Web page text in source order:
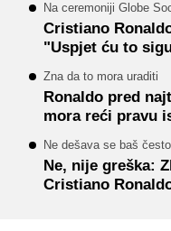
Na ceremoniji Globe
Cristiano
"Uspjet ću to
Zna da to mora uraditi
Ronaldo pred
mora reći pravu
Ne dešava se baš
Ne, nije greška:
Cristiano